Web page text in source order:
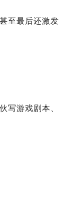
至最后还激发
写游戏剧本、